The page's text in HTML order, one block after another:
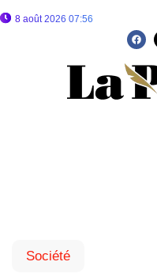
8 août 2026 07:56
Société